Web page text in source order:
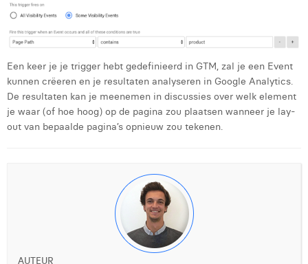
Een keer je je trigger hebt gedefinieerd in GTM, zal je een Event
kunnen crëeren en je resultaten analyseren in Google Analytics.
De resultaten kan je meenemen in discussies over welk element
je waar (of hoe hoog) op de pagina zou plaatsen wanneer je lay-
out van bepaalde pagina’s opnieuw zou tekenen.
AUTEUR